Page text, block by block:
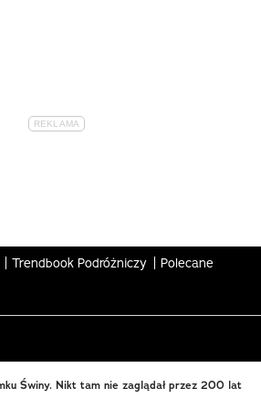
Trendbook Podróżniczy Polecane
Świny. Nikt tam nie zaglądał przez 200 lat